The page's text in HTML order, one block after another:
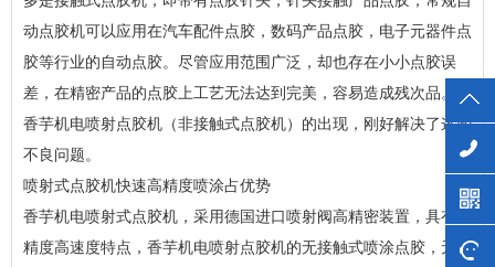
动点胶机可以应用在汽车配件点胶，数码产品点胶，电子元器件点
胶等行业的自动点胶。尽管应用范围广泛，却也存在小小点胶误
差，在精密产品的点胶上工艺无法达到完美，容易造成残次品。而
香芋机电喷射点胶机（非接触式点胶机）的出现，刚好解决了这些
不良问题。
喷射式点胶机快速高精度喷涂占优势
香芋机电喷射式点胶机，采用德国进口喷射阀高精密装置，具有高
精度高速度特点，香芋机电喷射点胶机的无接触式喷涂点胶，无针